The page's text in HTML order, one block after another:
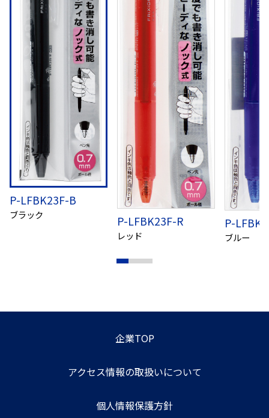
P-LFBK23F-B
ブラック P-LFBK23F-R
レッド
P-
ブルー
企業TOP
アクセス情報の取扱いについて
個人情報保護方針